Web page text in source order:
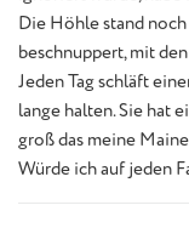
Die Höhle stand
beschnuppert, mit
Jeden Tag schläft
lange halten. Sie hat
groß das meine
Würde ich auf jeden